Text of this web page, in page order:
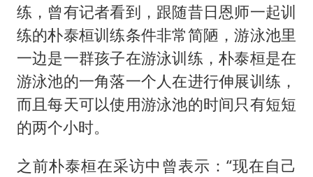
练，曾有记者看到，跟随昔日恩师一起训
练的朴泰桓训练条件非常简陋，游泳池里
一边是一群孩子在游泳训练，朴泰桓是在
游泳池的一角落一个人在进行伸展训练，
而且每天可以使用游泳池的时间只有短短
的两个小时。
之前朴泰桓在采访中曾表示：“现在自己